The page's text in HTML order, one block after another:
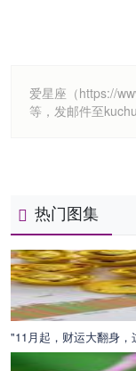
爱星座（https://
等，发邮件至
热门图集
"11月起，财运大翻身